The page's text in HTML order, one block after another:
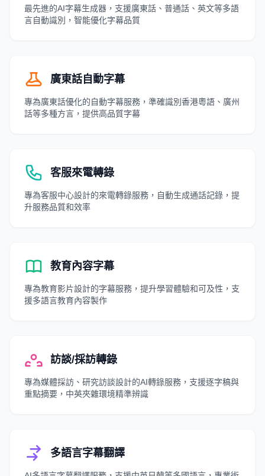
最先進的AI字幕生成器，支援廣東話、普通話、英文等多語
言自動識別，智能優化字幕品質
廣東話自動字幕
專為廣東話優化的自動字幕服務，準確識別香港粵語、廣州
話等多種方言，提供高品質字幕
客服來電轉錄
專為客服中心設計的來電轉錄服務，自動生成通話記錄，提
升服務品質和效率
教育內容字幕
專為教育影片設計的字幕服務，提升學習體驗和可及性，支
援多語言教育內容製作
訪談/採訪轉錄
專為媒體採訪、研究訪談設計的AI轉錄服務，支援逐字稿與
重點摘要，中英夾雜環境精準辨識
多語言字幕翻譯